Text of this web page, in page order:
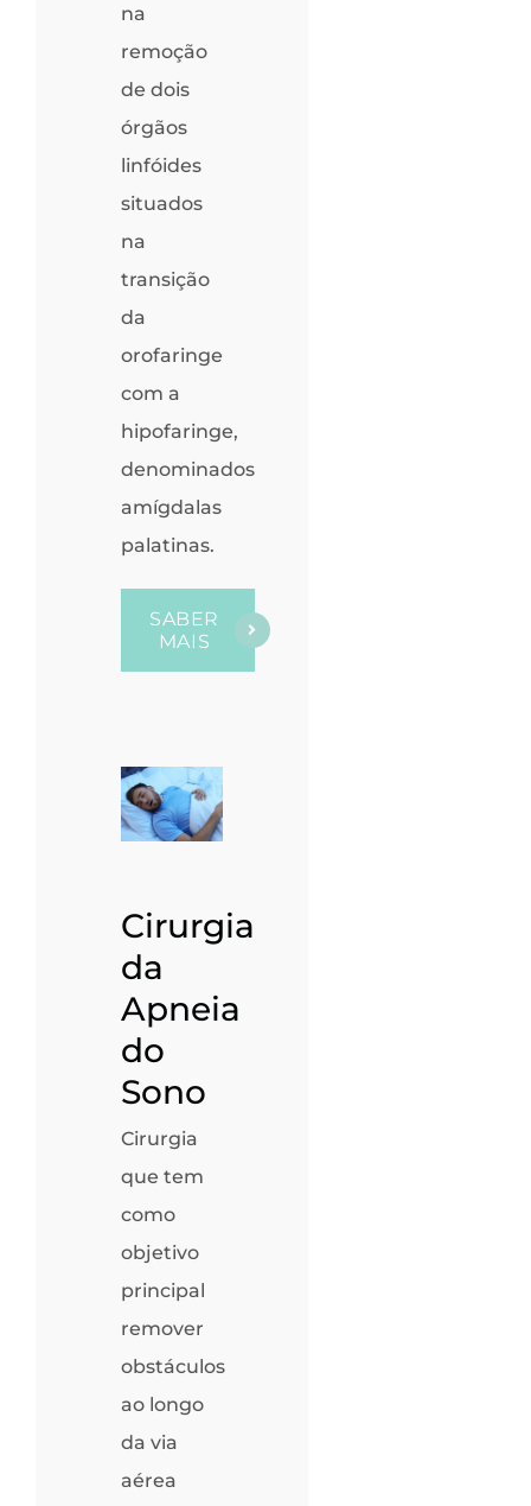
na
remoção
de dois
órgãos
linfóides
situados
na
transição
da
orofaringe
com a
hipofaringe,
denominados
amígdalas
palatinas.
SABER
MAIS
Cirurgia
da
Apneia
do
Sono
Cirurgia
que tem
como
objetivo
principal
remover
obstáculos
ao longo
da via
aérea